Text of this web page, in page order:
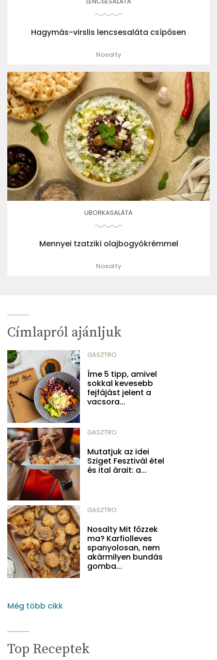
Hagymás-virslis lencsesaláta csípősen
Nosalty
UBORKASALÁTA
Mennyei tzatziki olajbogyókrémmel
Nosalty
Címlapról ajánljuk
GASZTRO
Íme 5 tipp, amivel
sokkal kevesebb
fejfájást jelent a
vacsora...
GASZTRO
Mutatjuk az idei
Sziget Fesztivál étel
és ital árait: a...
GASZTRO
Nosalty Mit főzzek
ma? Karfiolleves
spanyolosan, nem
akármilyen bundás
gomba...
Még több cikk
Top Receptek